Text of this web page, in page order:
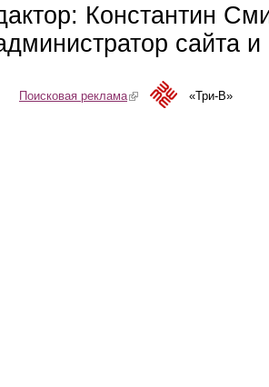
Константин
сайта
Поисковая реклама(link is external)«Три-В»